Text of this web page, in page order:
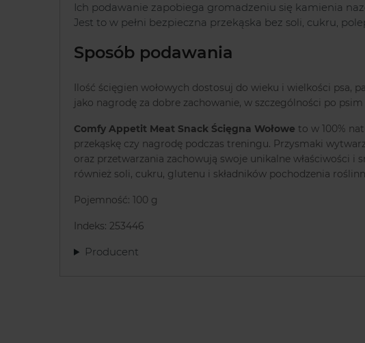
Ich podawanie zapobiega gromadzeniu się kamienia
Jest to w pełni bezpieczna przekąska bez soli, cukru,
Sposób podawania
Ilość ścięgien wołowych dostosuj do wieku i wielkości psa,
jako nagrodę za dobre zachowanie, w szczególności po
Comfy Appetit Meat Snack Ścięgna Wołowe to w 100%
przekąskę czy nagrodę podczas treningu. Przysmaki
oraz przetwarzania zachowują swoje unikalne właściwości
również soli, cukru, glutenu i składników pochodzenia
Pojemność: 100 g
Indeks: 253446
Producent